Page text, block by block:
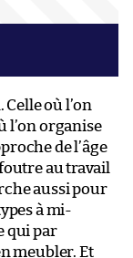
Celle où l’on
l’on organise
de l’âge
au travail
aussi pour
à mi-
qui par
meubler. Et